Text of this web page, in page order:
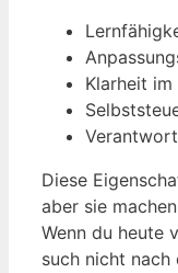
Klarheit im
Diese
aber sie
Wenn du heute
such nicht